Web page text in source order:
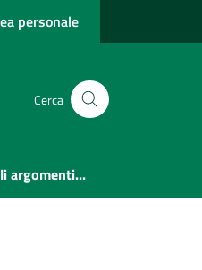
personale
Cerca
argomenti...